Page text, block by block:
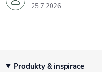
25.7.2026
Produkty & inspirace